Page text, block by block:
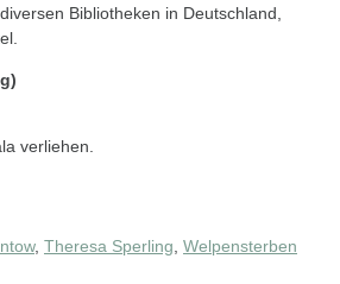
Bibliotheken in Deutschland,
verliehen.
, Theresa Sperling Welpensterben